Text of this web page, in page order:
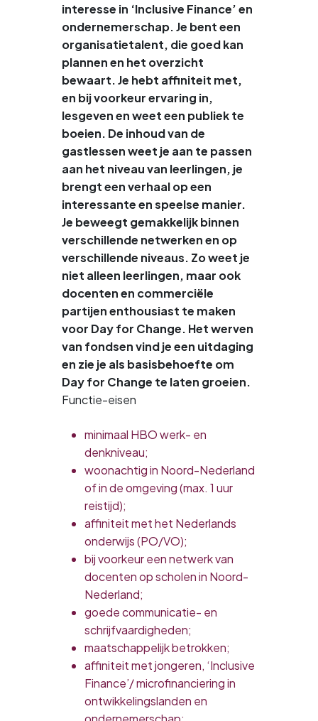
interesse in ‘Inclusive Finance’ en
ondernemerschap. Je bent een
organisatietalent, die goed kan
plannen en het overzicht
bewaart. Je hebt affiniteit met,
en bij voorkeur ervaring in,
lesgeven en weet een publiek te
boeien. De inhoud van de
gastlessen weet je aan te passen
aan het niveau van leerlingen, je
brengt een verhaal op een
interessante en speelse manier.
Je beweegt gemakkelijk binnen
verschillende netwerken en op
verschillende niveaus. Zo weet je
niet alleen leerlingen, maar ook
docenten en commerciële
partijen enthousiast te maken
voor Day for Change. Het werven
van fondsen vind je een uitdaging
en zie je als basisbehoefte om
Day for Change te laten groeien.
Functie-eisen
minimaal HBO werk- en
denkniveau;
woonachtig in Noord-Nederland
of in de omgeving (max. 1 uur
reistijd);
affiniteit met het Nederlands
onderwijs (PO/VO);
bij voorkeur een netwerk van
docenten op scholen in Noord-
Nederland;
goede communicatie- en
schrijfvaardigheden;
maatschappelijk betrokken;
affiniteit met jongeren, ‘Inclusive
Finance’/ microfinanciering in
ontwikkelingslanden en